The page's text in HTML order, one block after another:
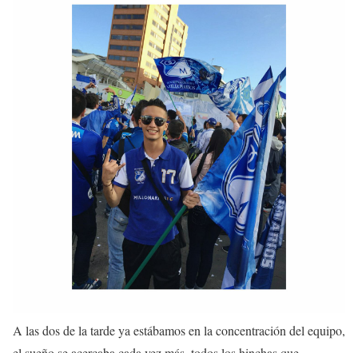
A las dos de la tarde ya estábamos en la concentración del equipo,